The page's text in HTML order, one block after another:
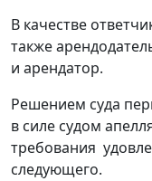
В качестве
также
и арендатор.
Решением суда
в силе судом
требования
следующего.